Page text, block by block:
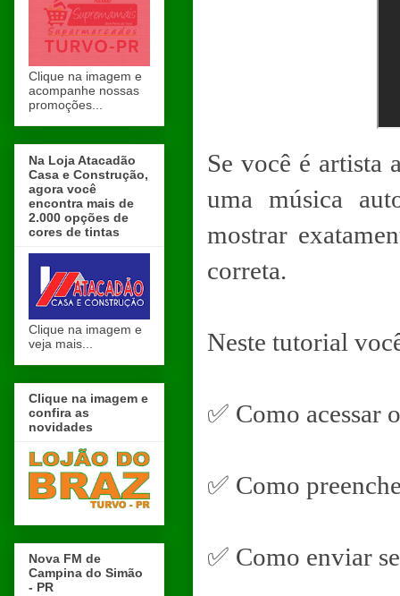
Se você é artista
uma música
mostrar
correta.
Neste tutorial
✅ Como acessar
✅ Como
✅ Como enviar
Clique na imagem e
acompanhe nossas
promoções...
Na Loja Atacadão
Casa e Construção,
agora você
encontra mais de
2.000 opções de
cores de tintas
Clique na imagem e
veja mais...
Clique na imagem e
confira as
novidades
Nova FM de
Campina do Simão
- PR